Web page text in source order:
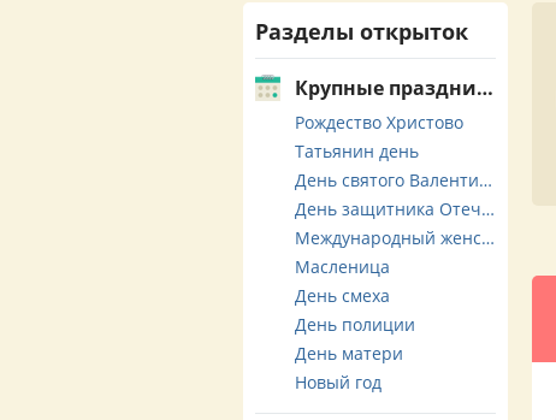
Разделы открыток
Крупные праздники
Рождество Христово
Татьянин день
День святого Валентина
День защитника Отечества
Международный женский день
Масленица
День смеха
День полиции
День матери
Новый год